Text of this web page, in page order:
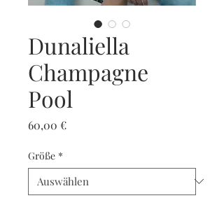
Dunaliella
Champagne
Pool
60,00 €Preis
Größe *